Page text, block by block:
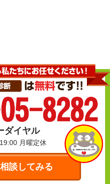
ダイヤル
月曜定休
談してみる